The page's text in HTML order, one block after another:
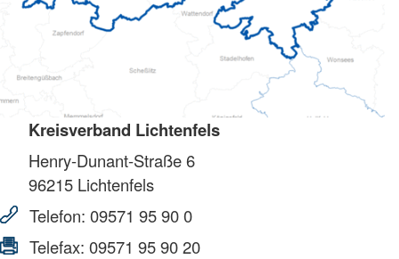
Kreisverband Lichtenfels
Henry-Dunant-Straße 6
96215 Lichtenfels
Telefon: 09571 95 90 0
Telefax: 09571 95 90 20